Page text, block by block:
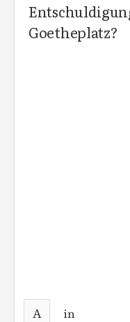
Goetheplatz?
A in